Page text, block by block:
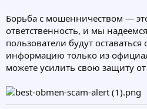
Борьба с мошенничеством —
ответственность, и мы
пользователи будут
информацию только из
можете усилить свою защиту